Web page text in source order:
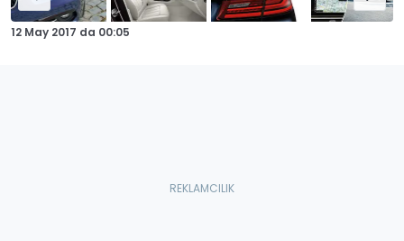
12 May 2017 da 00:05